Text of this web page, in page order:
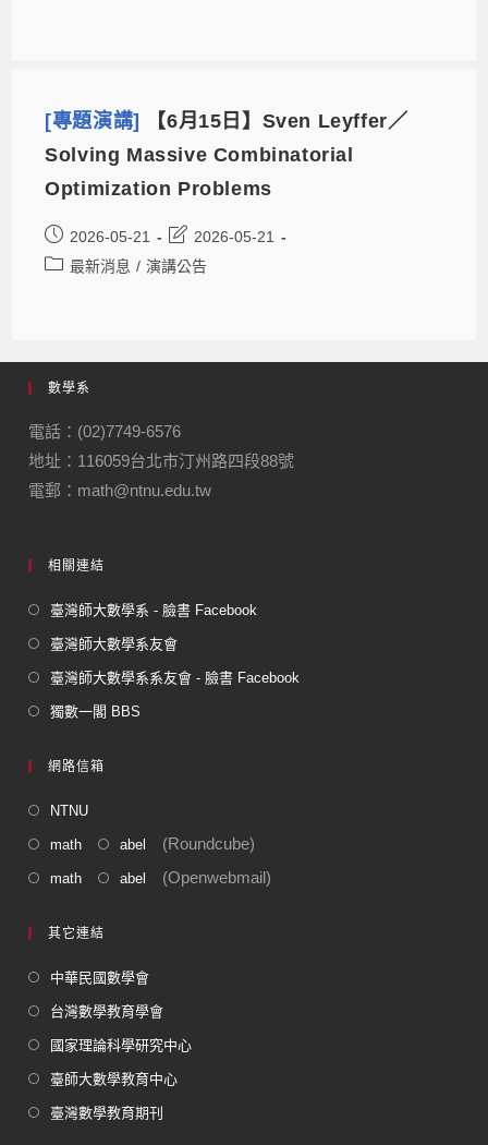
[專題演講]
【6月15日】Sven Leyffer／
Solving Massive Combinatorial
Optimization Problems
2026-05-21
2026-05-21
最新消息 / 演講公告
數學系
電話：(02)7749-6576
地址：116059台北市汀州路四段88號
電郵：math@ntnu.edu.tw
相關連結
臺灣師大數學系 - 臉書 Facebook
臺灣師大數學系友會
臺灣師大數學系系友會 - 臉書 Facebook
獨數一閣 BBS
網路信箱
NTNU
math abel (Roundcube)
math abel (Openwebmail)
其它連結
中華民國數學會
台灣數學教育學會
國家理論科學研究中心
臺師大數學教育中心
臺灣數學教育期刊